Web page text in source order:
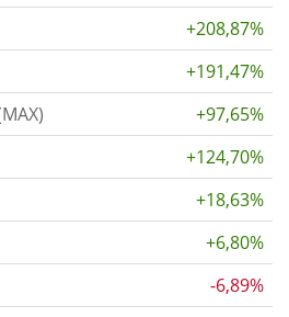
+208,87%
+191,47%
+97,65%
+124,70%
+18,63%
+6,80%
-6,89%